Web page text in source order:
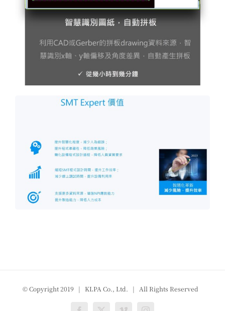
© Copyright 2019 | KLPA Co., Ltd. | All Rights Reserved